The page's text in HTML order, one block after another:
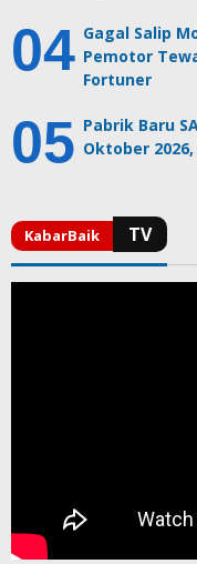
Gagal Salip
Pemotor
Fortuner
Pabrik Baru
Oktober